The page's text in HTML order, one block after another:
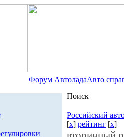
Форум АвтоладаАвто
Поиск
Российский
[x] рейтинг [x]